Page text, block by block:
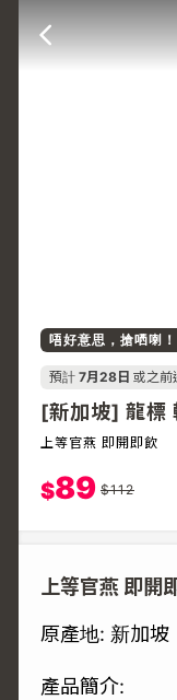
唔好意思，搶哂喇！
預計 7月28日 或之前
[新加坡] 龍標
上等官燕 即開即飲
$89 $112
上等官燕 即開
原產地: 新加坡
產品簡介: